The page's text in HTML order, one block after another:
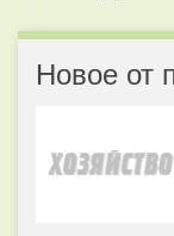
Новое от